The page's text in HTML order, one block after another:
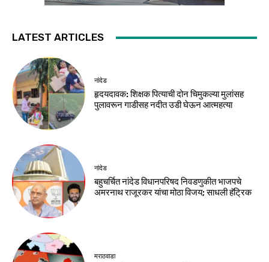
LATEST ARTICLES
नांदेड
हृदयदावक: शिक्षक पित्याची दोन चिमुकल्या मुलांसह
पुलावरून गाडीसह नदीत उडी घेऊन आत्महत्या
नांदेड
बहुचर्चित नांदेड विधानपरिषद निवडणुकीत भाजपचे
अमरनाथ राजूरकर यांचा मोठा विजय; साधली हॅट्रिक
मराठवाडा